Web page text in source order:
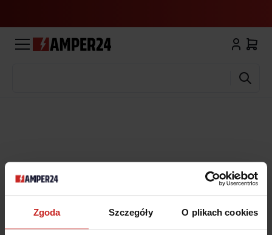
Zgoda Szczegóły O plikach cookies